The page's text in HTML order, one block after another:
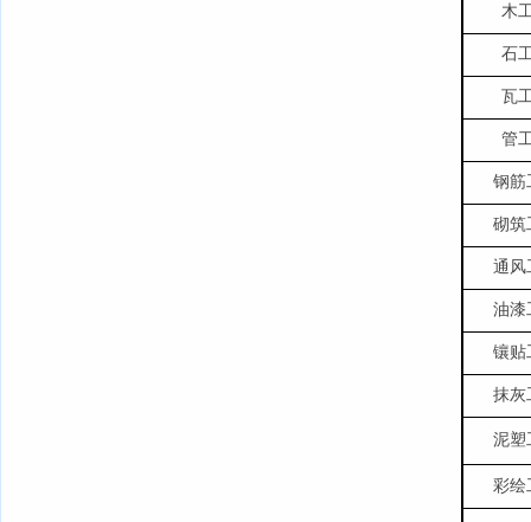
木
石
瓦
管
钢筋
砌筑
通风
油漆
镶贴
抹灰
泥塑
彩绘